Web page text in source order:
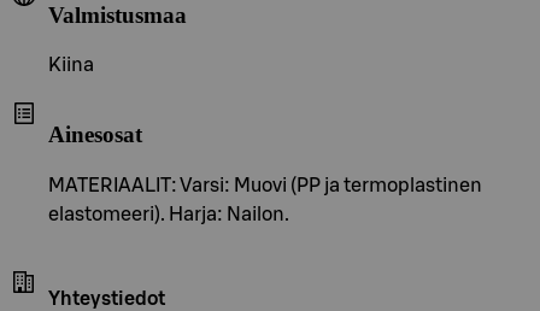
Valmistusmaa
Kiina
Ainesosat
MATERIAALIT: Varsi: Muovi (PP ja termoplastinen
elastomeeri). Harja: Nailon.
Yhteystiedot